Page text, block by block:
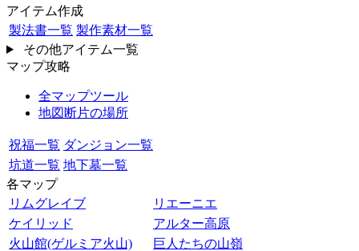
アイテム作成
製法書一覧 製作素材一覧
その他アイテム一覧
マップ攻略
全マップツール
地図断片の場所
祝福一覧 ダンジョン一覧
坑道一覧 地下墓一覧
各マップ
リムグレイブ
リエーニエ
ケイリッド
アルター高原
火山館(ゲルミア火山)
巨人たちの山嶺